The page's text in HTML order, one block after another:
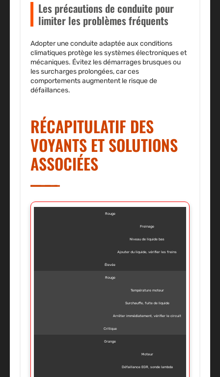
Les précautions de conduite pour
limiter les problèmes fréquents
Adopter une conduite adaptée aux conditions
climatiques protège les systèmes électroniques et
mécaniques. Évitez les démarrages brusquesou
les surcharges prolongées, car ces
comportements augmentent le risque de
défaillances.
RÉCAPITULATIF DES
VOYANTS ET SOLUTIONS
ASSOCIÉES
Rouge
Freinage
Niveau de liquide bas
Ajouter du liquide, vérifier les freins
Élevée
Rouge
Température moteur
Surchauffe, fuite de liquide
Arrêter immédiatement, vérifier le circuit
Critique
Orange
Moteur
Défaillance EGR, sonde lambda